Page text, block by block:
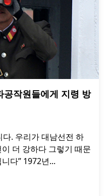
작원들에게 지령 방
. 우리가 대남선전 하
더 강하다 그렇기 때문
다” 1972년...